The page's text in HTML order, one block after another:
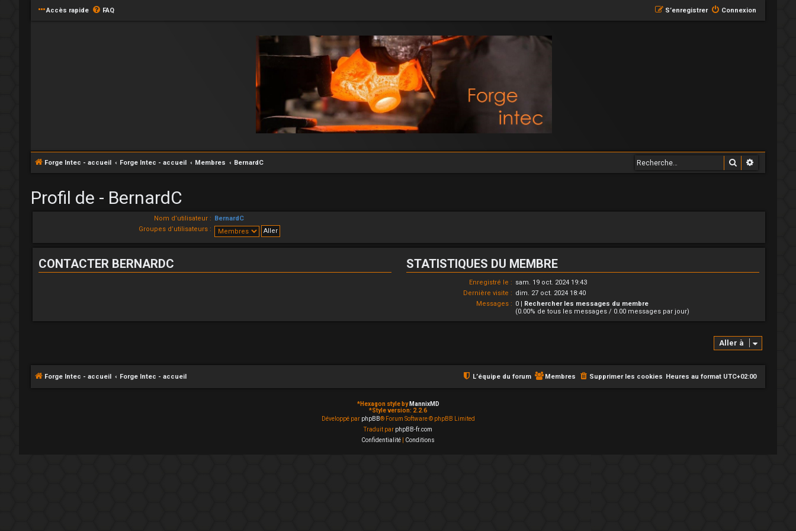
Accès rapide FAQ Connexion
S’enregistrer
Forge Intec - accueil Forge Intec - accueil Membres BernardC Rechercher
Profil de - BernardC
Nom d’utilisateur : BernardC
Groupes d’utilisateurs :
CONTACTER BERNARDC STATISTIQUES DU MEMBRE
Enregistré le : sam. 19 oct. 2024 19:43
Dernière visite : dim. 27 oct. 2024 18:40
Messages : 0 | Rechercher les messages du membre
(0.00% de tous les messages / 0.00 messages par jour)
Aller à
Forge Intec - accueil Forge Intec - accueil Heures au format UTC+02:00
Supprimer les cookies
Membres
L’équipe du forum
*Hexagon style by MannixMD
*Style version: 2.2.6
Développé par phpBB® Forum Software © phpBB Limited
Traduit par phpBB-fr.com
Confidentialité
Conditions